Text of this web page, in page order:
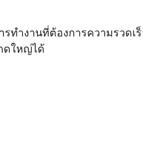
ทำงานที่ต้องการความรวดเ
ดใหญ่ได้